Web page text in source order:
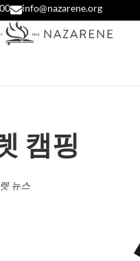
info@nazarene.org
캠핑
뉴스